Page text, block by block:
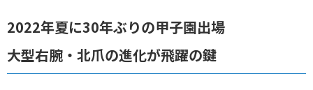
2022年夏に30年ぶりの甲子園出場
大型右腕・北爪の進化が飛躍の鍵